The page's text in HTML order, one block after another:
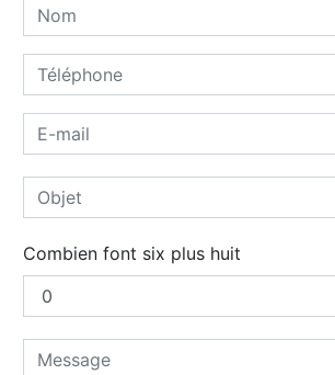
Combien font six plus huit